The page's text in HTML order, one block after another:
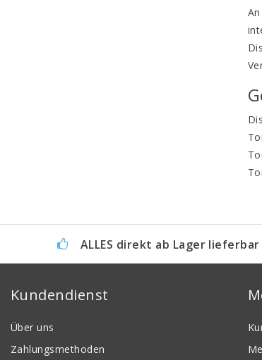
ALLES direkt ab Lager lieferbar
Kundendienst
Über uns
Zahlungsmethoden